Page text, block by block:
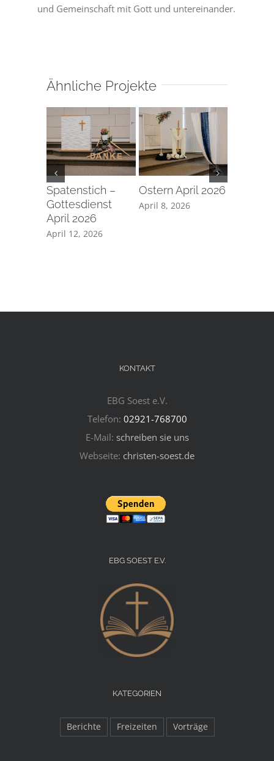
und Gemeinschaft mit Gott und untereinander.
Ähnliche Projekte
Spatenstich –
Gottesdienst
April 2026
April 12, 2026
Ostern April 2026
April 8, 2026
KONTAKT
EBG Soest e.V.
Telefon: 02921-768700
E-Mail: schreiben sie uns
Webseite: christen-soest.de
EBG SOEST E.V.
KATEGORIEN
Berichte Freizeiten Vorträge